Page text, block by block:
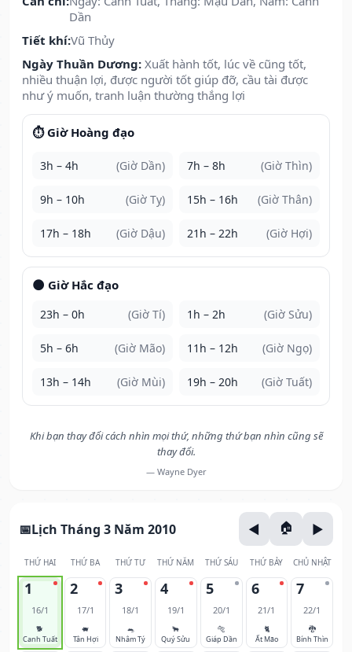
Dần
Tiết khí:Vũ Thủy
Ngày Thuần Dương: Xuất hành tốt, lúc về cũng tốt,
nhiều thuận lợi, được người tốt giúp đỡ, cầu tài được
như ý muốn, tranh luận thường thắng lợi
⏱️ Giờ Hoàng đạo
3h – 4h (Giờ Dần) 7h – 8h (Giờ Thìn)
9h – 10h (Giờ Tỵ) 15h – 16h (Giờ Thân)
17h – 18h (Giờ Dậu) 21h – 22h (Giờ Hợi)
🌑 Giờ Hắc đạo
23h – 0h (Giờ Tí) 1h – 2h (Giờ Sửu)
5h – 6h (Giờ Mão) 11h – 12h (Giờ Ngọ)
13h – 14h (Giờ Mùi) 19h – 20h (Giờ Tuất)
Khi bạn thay đổi cách nhìn mọi thứ, những thứ bạn nhìn cũng sẽ
thay đổi.
— Wayne Dyer
Lịch Tháng 3 Năm 2010
THỨ HAI THỨ BA THỨ TƯ THỨ NĂM THỨ SÁU THỨ BẢY CHỦ NHẬT
1
16/1
🐕
Canh Tuất
2
17/1
🐖
Tân Hợi
3
18/1
🐀
Nhâm Tý
4
19/1
🐂
Quý Sửu
5
20/1
🐅
Giáp Dần
6
21/1
🐈
Ất Mão
7
22/1
🐉
Bính Thìn